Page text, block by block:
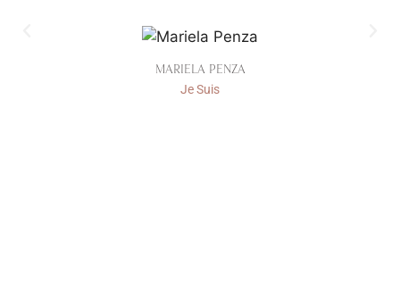
MARIELA PENZA
Je Suis